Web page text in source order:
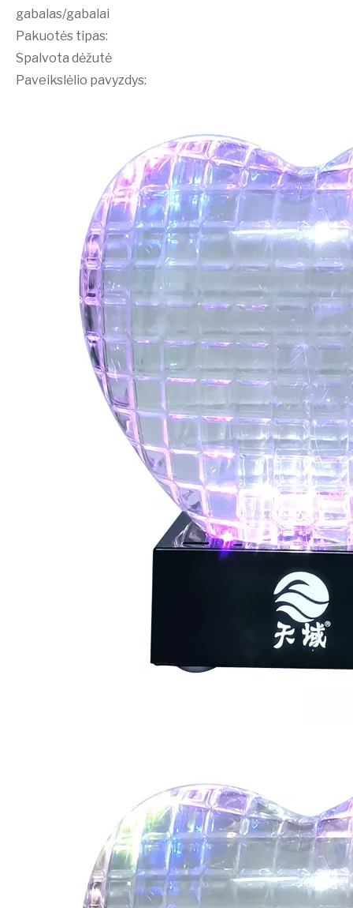
gabalas/gabalai
Pakuotės tipas:
Spalvota dėžutė
Paveikslėlio pavyzdys: